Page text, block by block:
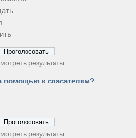
результаты
к спасателям?
результаты